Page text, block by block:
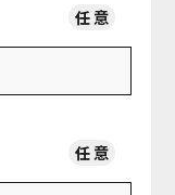
任意
任意